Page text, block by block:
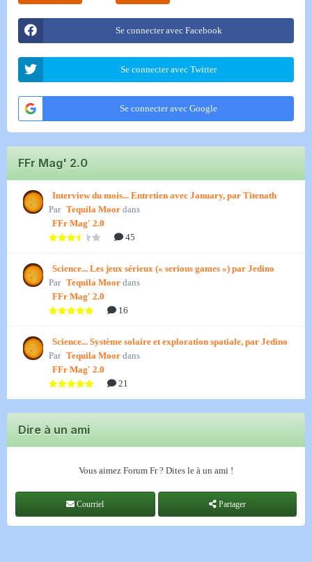
Se connecter avec Facebook
Se connecter avec Twitter
Se connecter avec Google
FFr Mag' 2.0
Interview du mois... Entretien avec January, par Titenath
Par Tequila Moor dans
FFr Mag' 2.0
45
Science... Les jeux sérieux (« serious games ») par Jedino
Par Tequila Moor dans
FFr Mag' 2.0
16
Science... Système solaire et exploration spatiale, par Jedino
Par Tequila Moor dans
FFr Mag' 2.0
21
Dire à un ami
Vous aimez Forum Fr ? Dites le à un ami !
Courriel Partager